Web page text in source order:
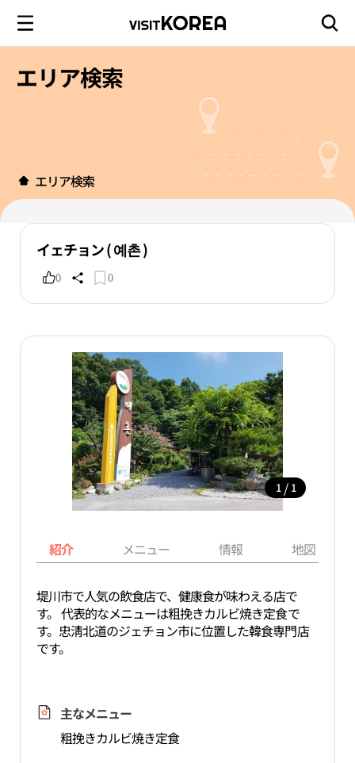
エリア検索
エリア検索
イェチョン ( 예촌 )
0 0
1 / 1
紹介 メニュー 情報 地図
堤川市で人気の飲食店で、健康食が味わえる店で
す。 代表的なメニューは粗挽きカルビ焼き定食で
す。忠淸北道のジェチョン市に位置した韓食専門店
です。
主なメニュー
粗挽きカルビ焼き定食